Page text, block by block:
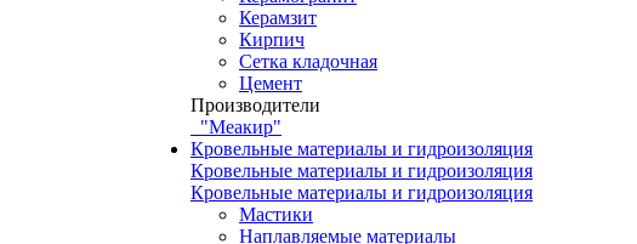
Керамзит
Кирпич
Сетка кладочная
Цемент
Производители
"Меакир"
Кровельные материалы и гидроизоляция
Кровельные материалы и гидроизоляция
Кровельные материалы и гидроизоляция
Мастики
Наплавляемые материалы